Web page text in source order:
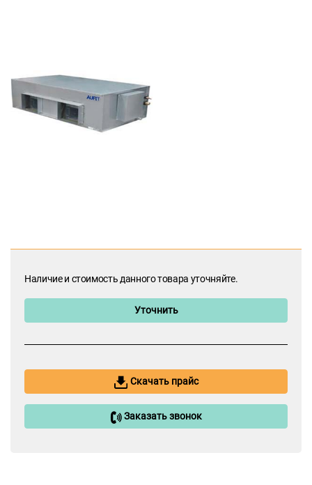
Наличие и стоимость данного товара уточняйте.
Уточнить
Скачать прайс
Заказать звонок